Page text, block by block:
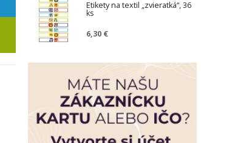
Etikety na textil „zvieratká“, 36
ks
6,30 €